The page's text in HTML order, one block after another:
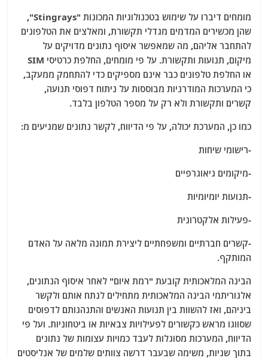
מומחים דיברו על שימוש בטכנולוגיות המכונות "Stingrays",
שהן מכשירים המדמים מגדלי תקשורת, ומאלצים את הטלפונים
להתחבר אליהם, מה שמאפשר איסוף נתונים מדויקים על
מיקום, תנועות ותקשורת. על פי מומחים, החלפת כרטיסי SIM
או החלפת טלפונים כבר אינם מספיקים כדי להתחמק ממעקב,
כי המערכות המודרניות מבוססות על ניתוח דפוסי תנועה,
קשרים ותקשורת ולא רק על מספר הטלפון בלבד.
כמו כן, המערכת יכולה, על פי הדיווח, לקשר נתונים שמגיעים מ:
-רישומי שיחות
-מיקומים גיאוגרפיים
-תנועות יומיומיות
-פעילות אלקטרונית
-קשרים חברתיים ומשפחתיים ליצירת תמונה מלאה על האדם
המותקף.
הבינה המלאכותית קובעת "רמת איום" לאחר איסוף הנתונים,
אלגוריתמי הבינה המלאכותית מתחילים לנתח אותם ולקשר
ביניהם, ואז להשוות בין תנועות האנשים והתנהגותם לדפוסים
שסווגו מראש כקשורים לפעילויות צבאיות או ביטחוניות. ועל פי
הדיווח, המערכות מסוגלות לעבד כמויות עצומות של נתונים
בתוך שניות, משימה שבעבר דרשה צוותים שלמים של אנליסטים